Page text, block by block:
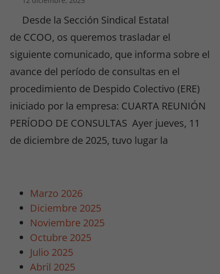
Desde la Sección Sindical Estatal
de CCOO, os queremos trasladar el
siguiente comunicado, que informa sobre el
avance del período de consultas en el
procedimiento de Despido Colectivo (ERE)
iniciado por la empresa: CUARTA REUNIÓN
PERÍODO DE CONSULTAS Ayer jueves, 11
de diciembre de 2025, tuvo lugar la
Marzo 2026
Diciembre 2025
Noviembre 2025
Octubre 2025
Julio 2025
Abril 2025
Estadísticas
Para que
podamos
funcionalidad
y estructura
de la web, en
base a cómo
se usa la
web.